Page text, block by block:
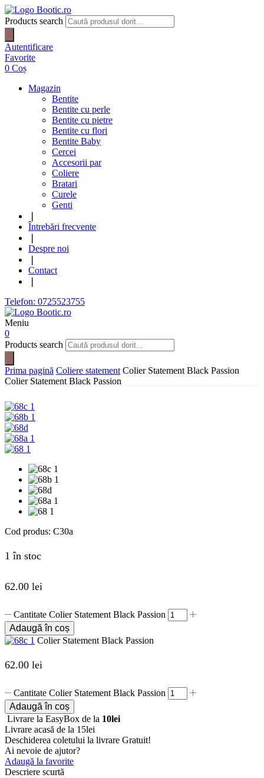
Products search
Autentificare
Favorite
0 Coș
Magazin
Bentite
Bentite cu perle
Bentite cu pietre
Bentite cu flori
Bentite Baby
Cercei
Accesorii par
Coliere
Bratari
Curele
Genti
Întrebări frecvente
Despre noi
Contact
Telefon: 0725523755
Meniu
0
Products search
Prima pagină Coliere statement Colier Statement Black Passion
Colier Statement Black Passion
Cod produs: C30a
1 în stoc
62.00 lei
Cantitate Colier Statement Black Passion
Adaugă în coș
Colier Statement Black Passion
62.00 lei
Cantitate Colier Statement Black Passion
Adaugă în coș
Livrare la EasyBox de la 10lei
Livrare acasă de la 15lei
Deschiderea coletului la livrare Gratuit!
Ai nevoie de ajutor?
Adaugă la favorite
Descriere scurtă